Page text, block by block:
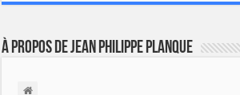
À propos de Jean Philippe Planque